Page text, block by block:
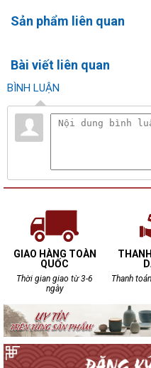
Sản phẩm liên quan
Bài viết liên quan
BÌNH LUẬN
GIAO HÀNG TOÀN
QUỐC
Thời gian giao từ 3-6
ngày
Thanh